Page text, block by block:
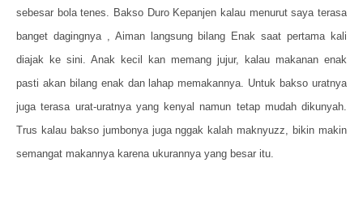
sebesar bola tenes. Bakso Duro Kepanjen kalau menurut saya terasa
banget dagingnya , Aiman langsung bilang Enak saat pertama kali
diajak ke sini. Anak kecil kan memang jujur, kalau makanan enak
pasti akan bilang enak dan lahap memakannya. Untuk bakso uratnya
juga terasa urat-uratnya yang kenyal namun tetap mudah dikunyah.
Trus kalau bakso jumbonya juga nggak kalah maknyuzz, bikin makin
semangat makannya karena ukurannya yang besar itu.